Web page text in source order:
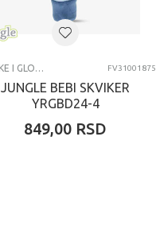
ZVEČKE I GLODALICE FV31001875
JUNGLE BEBI SKVIKER
YRGBD24-4
849,00 RSD